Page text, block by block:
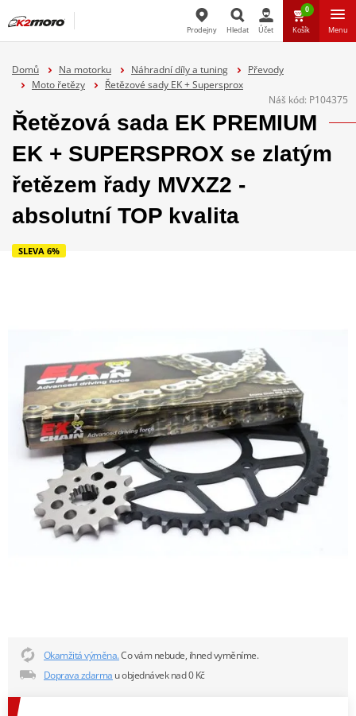
Prodejny Hledat Účet
0
Košík Menu
Domů Na motorku Náhradní díly a tuning
Převody
Moto řetězy
Řetězové sady EK + Supersprox
Náš kód: P104375
Řetězová sada EK PREMIUM
EK + SUPERSPROX se zlatým
řetězem řady MVXZ2 -
absolutní TOP kvalita
SLEVA 6%
Okamžitá výměna.Co vám nebude, ihned vyměníme.
Doprava zdarma u objednávek nad 0 Kč